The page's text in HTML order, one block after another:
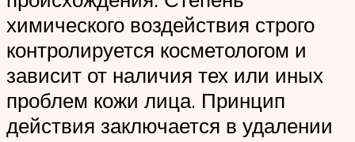
химического воздействия строго
контролируется косметологом и
зависит от наличия тех или иных
проблем кожи лица. Принцип
действия заключается в удалении